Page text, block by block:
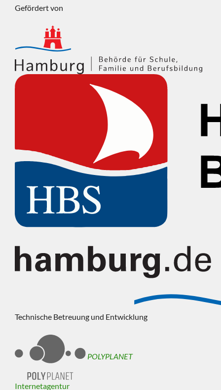
Gefördert von
Technische Betreuung und Entwicklung
POLYPLANET
Internetagentur